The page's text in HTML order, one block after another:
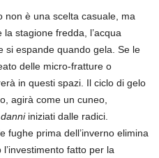
non è una scelta casuale, ma
stagione fredda, l’acqua
si espande quando gela. Se le
delle micro-fratture o
in questi spazi. Il ciclo di gelo
agirà come un cuneo,
iniziati dalle radici.
fughe prima dell’inverno elimina
fatto per la